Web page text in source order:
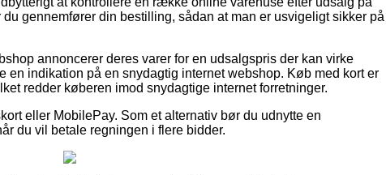
gennemfører din bestilling, sådan at man er usvigeligt sikker på
annoncerer deres varer for en udsalgspris der kan virke
en indikation på en snydagtig internet webshop. Køb med kort er
redder køberen imod snydagtige internet forretninger.
eller MobilePay. Som et alternativ bør du udnytte en
du vil betale regningen i flere bidder.